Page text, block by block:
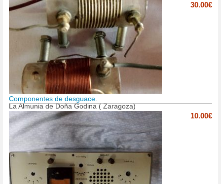
30.00€
Componentes de desguace.
La Almunia de Doña Godina ( Zaragoza)
10.00€